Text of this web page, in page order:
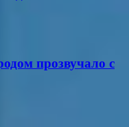
прозвучало с